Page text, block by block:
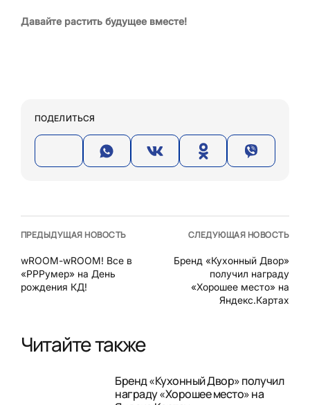
Давайте растить будущее вместе!
ПОДЕЛИТЬСЯ
ПРЕДЫДУЩАЯ НОВОСТЬ
wROOM-wROOM! Все в
«РРРумер» на День
рождения КД!
СЛЕДУЮЩАЯ НОВОСТЬ
Бренд «Кухонный Двор»
получил награду
«Хорошее место» на
Яндекс.Картах
Читайте также
Бренд «Кухонный Двор» получил
награду «Хорошее место» на